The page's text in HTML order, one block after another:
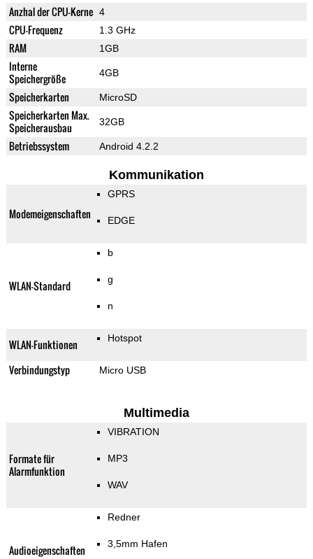
Anzhal der CPU-Kerne 4
CPU-Frequenz 1.3 GHz
RAM 1GB
Interne
Speichergröße
4GB
Speicherkarten MicroSD
Speicherkarten Max.
Speicherausbau
32GB
Betriebssystem Android 4.2.2
Kommunikation
Modemeigenschaften
GPRS
EDGE
WLAN-Standard
b
g
n
WLAN-Funktionen Hotspot
Verbindungstyp Micro USB
Multimedia
Formate für
Alarmfunktion
VIBRATION
MP3
WAV
Audioeigenschaften
Redner
3,5mm Hafen